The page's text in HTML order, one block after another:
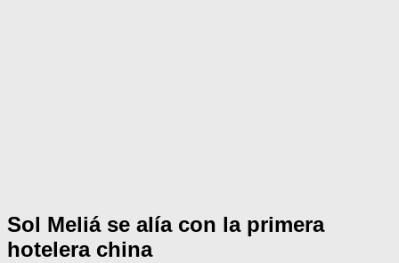
Sol Meliá se alía con la primera
hotelera china